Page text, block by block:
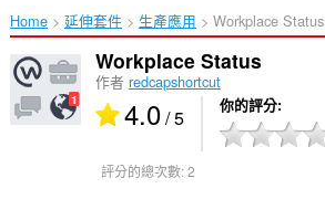
Home 延伸套件 生產應用 Workplace Status‎
Workplace Status
作者 redcapshortcut
4.0/ 5 你的評分
評分的總次數:2